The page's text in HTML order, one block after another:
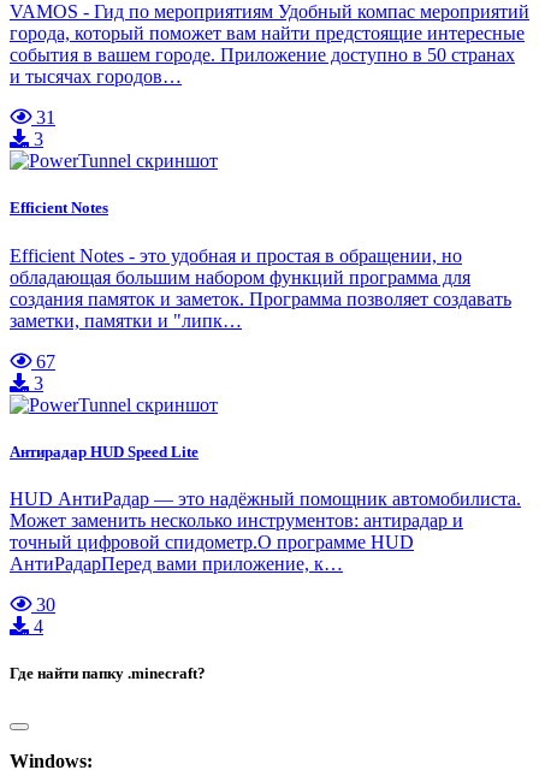
VAMOS - Гид по мероприятиям Удобный компас мероприятий
города, который поможет вам найти предстоящие интересные
события в вашем городе. Приложение доступно в 50 странах
и тысячах городов…
31
3
Efficient Notes
Efficient Notes - это удобная и простая в обращении, но
обладающая большим набором функций программа для
создания памяток и заметок. Программа позволяет создавать
заметки, памятки и "липк…
67
3
Антирадар HUD Speed Lite
HUD АнтиРадар — это надёжный помощник автомобилиста.
Может заменить несколько инструментов: антирадар и
точный цифровой спидометр.О программе HUD
АнтиРадарПеред вами приложение, к…
30
4
Где найти папку .minecraft?
Windows: